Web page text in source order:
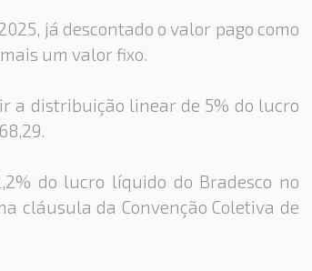
já descontado o valor pago como
um valor fixo.
a distribuição linear de 5% do lucro
do lucro líquido do Bradesco no
cláusula da Convenção Coletiva de